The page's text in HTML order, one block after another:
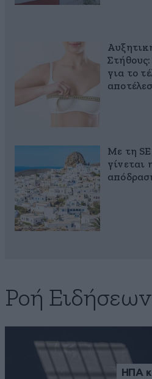
για το
Με τη
γίνεται
Ροή Ειδήσεων
ΗΠΑ